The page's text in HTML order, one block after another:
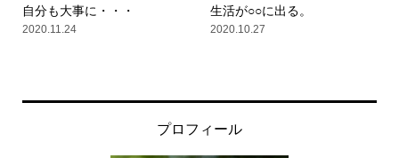
自分も大事に・・・
2020.11.24
生活が○○に出る。
2020.10.27
プロフィール